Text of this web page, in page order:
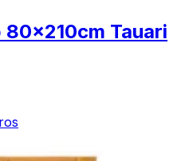
80x210cm Tauari